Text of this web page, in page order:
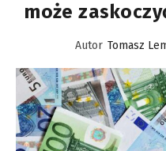
może
Autor Tomasz